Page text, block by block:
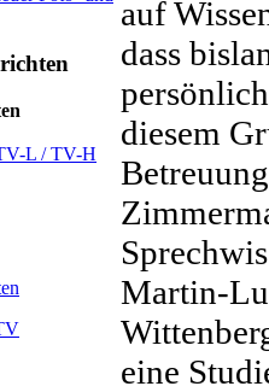
L / TV-H
auf
dass
diesem
Martin-
eine